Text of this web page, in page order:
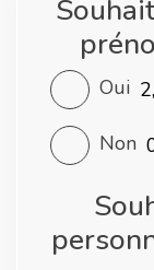
Oui
Non